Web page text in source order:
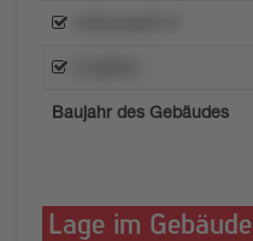
Baujahr des Gebäudes
Lage im Gebäude